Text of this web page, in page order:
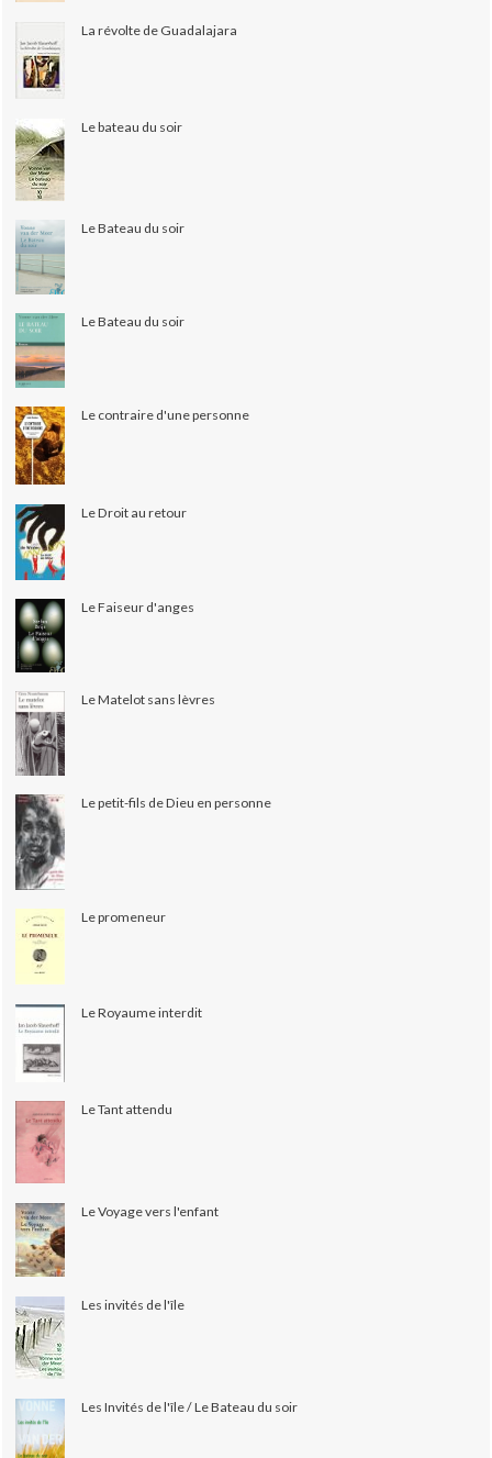
La révolte de Guadalajara
Le bateau du soir
Le Bateau du soir
Le Bateau du soir
Le contraire d'une personne
Le Droit au retour
Le Faiseur d'anges
Le Matelot sans lèvres
Le petit-fils de Dieu en personne
Le promeneur
Le Royaume interdit
Le Tant attendu
Le Voyage vers l'enfant
Les invités de l'île
Les Invités de l'île / Le Bateau du soir